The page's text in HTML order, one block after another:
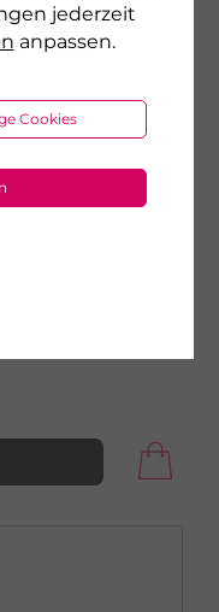
jederzeit
anpassen.
Cookies
Haut